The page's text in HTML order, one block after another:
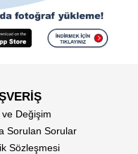
ve Değişim
Sorulan Sorular
Sözleşmesi